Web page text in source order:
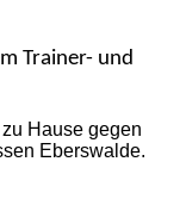
Trainer- und
Hause gegen
Eberswalde.